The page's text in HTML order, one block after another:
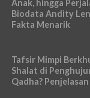
Anak, hingga
Biodata Andity
Fakta Menarik
Tafsir Mimpi
Shalat di
Qadha?